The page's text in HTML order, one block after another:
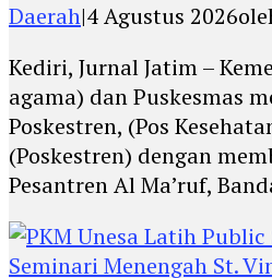
Daerah|4 Agustus 2026
Kediri, Jurnal Jatim –
agama) dan Puskesmas
Poskestren, (Pos
(Poskestren) dengan
Pesantren Al Ma’ruf,